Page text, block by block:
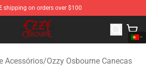
shipping on orders over $100
Store - Official Ozzy Osbourne
Acessórios/Ozzy Osbourne Canecas